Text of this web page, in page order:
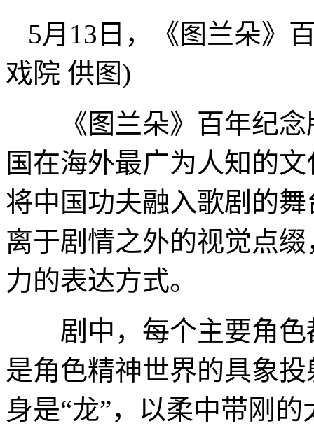
5月13日，《图兰朵》
戏院 供图)
《图兰朵》百年纪念
国在海外最广为人知的
将中国功夫融入歌剧的
离于剧情之外的视觉点
力的表达方式。
剧中，每个主要角色
是角色精神世界的具象
身是“龙”，以柔中带刚